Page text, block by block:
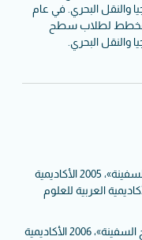
والنقل البحري. في عام
المخطط لطلاب سطح
والنقل البحري.
«دليل التدريب البحري الموجه لطلاب سطح السفينة»، 2005 الأكاديمية
العربية للعلوم
«كتاب التدريب البحري المخطط لطلاب سطح السفينة»، 2006 الأكاديمية